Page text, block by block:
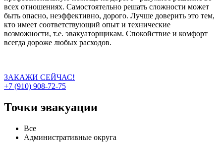
всех отношениях. Самостоятельно решать сложности может
быть опасно, неэффективно, дорого. Лучше доверить это тем,
кто имеет соответствующий опыт и технические
возможности, т.е. эвакуаторщикам. Спокойствие и комфорт
всегда дороже любых расходов.
ЗАКАЖИ СЕЙЧАС!
+7 (910) 908-72-75
Точки эвакуации
Все
Административные округа